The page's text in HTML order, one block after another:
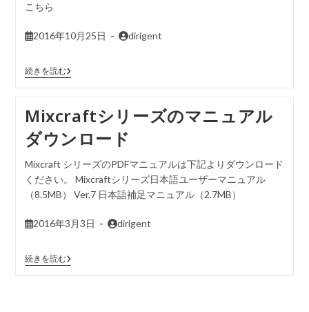
こちら
2016年10月25日 dirigent
続きを読む
Mixcraftシリーズのマニュアル
ダウンロード
Mixcraft シリーズのPDFマニュアルは下記よりダウンロード
ください。 Mixcraftシリーズ日本語ユーザーマニュアル
（8.5MB） Ver.7 日本語補足マニュアル（2.7MB）
2016年3月3日 dirigent
続きを読む